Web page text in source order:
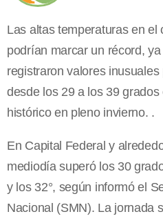
Las altas temperaturas en el
podrían marcar un récord,
registraron valores
desde los 29 a los 39
histórico en pleno invierno. .
En Capital Federal y
mediodía superó los 30
y los 32°, según informó el
Nacional (SMN). La jornada